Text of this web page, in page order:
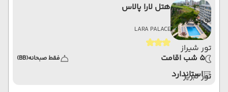
تور قشم
تور شیراز
تور تبریز
هتل لارا پالاس
LARA PALACE
5 شب اقامت فقط صبحانه(BB)
استاندارد